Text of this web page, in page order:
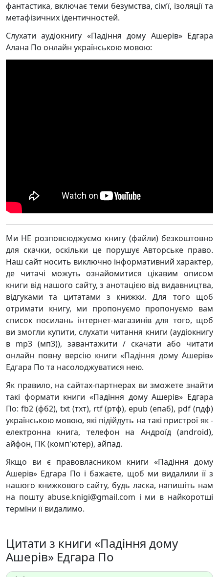
фантастика, включає теми безумства, сім’ї, ізоляції та
метафізичних ідентичностей.
Слухати аудіокнигу «Падіння дому Ашерів» Едгара
Алана По онлайн українською мовою:
Ми НЕ розповсюджуємо книгу (файли) безкоштовно
для скачки, оскільки це порушує Авторське право.
Наш сайт носить виключно інформативний характер,
де читачі можуть ознайомитися цікавим описом
книги від нашого сайту, з анотацією від видавництва,
відгуками та цитатами з книжки. Для того щоб
отримати книгу, ми пропонуємо пропонуємо вам
список посилань інтернет-магазинів для того, щоб
ви змогли купити, слухати читання книги (аудіокнигу
в mp3 (мп3)), завантажити / скачати або читати
онлайн повну версію книги «Падіння дому Ашерів»
Едгара По та насолоджуватися нею.
Як правило, на сайтах-партнерах ви зможете знайти
такі формати книги «Падіння дому Ашерів» Едгара
По: fb2 (фб2), txt (тхт), rtf (ртф), epub (епаб), pdf (пдф)
українською мовою, які підійдуть на такі пристрої як -
електронна книга, телефон на Андроїд (android),
айфон, ПК (комп'ютер), айпад.
Якщо ви є правовласником книги «Падіння дому
Ашерів» Едгара По і бажаєте, щоб ми видалили її з
нашого книжкового сайту, будь ласка, напишіть нам
на пошту abuse.knigi@gmail.com і ми в найкоротші
терміни її видалимо.
Цитати з книги «Падіння дому
Ашерів» Едгара По